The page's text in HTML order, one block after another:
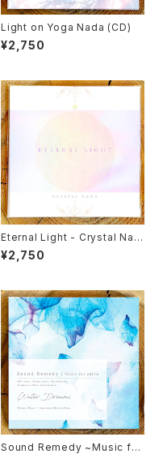
Light on Yoga Nada (CD)
¥2,750
Eternal Light - Crystal Nad
a（CD）
¥2,750
Sound Remedy ~Music for